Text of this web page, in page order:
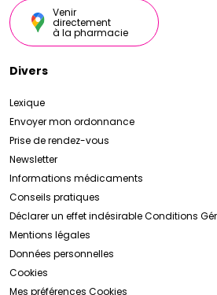
Venir
directement
à la pharmacie
Divers
Lexique
Envoyer mon ordonnance
Prise de rendez-vous
Newsletter
Informations médicaments
Conseils pratiques
Déclarer un effet indésirableConditions
Mentions légales
Données personnelles
Cookies
Mes préférences Cookies